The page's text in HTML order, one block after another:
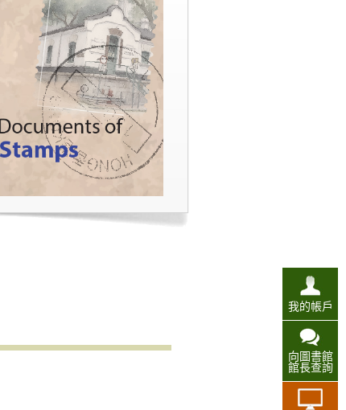
我的帳戶
向圖書館
館長查詢